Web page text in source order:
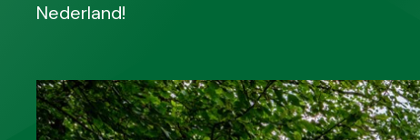
Nederland!